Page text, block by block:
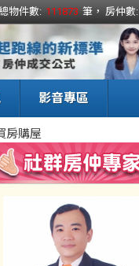
物件數: 111873 筆， 房仲數:
影音專區
房購屋